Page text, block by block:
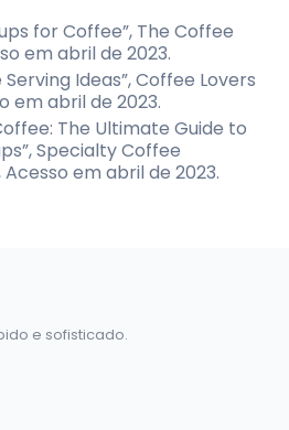
for Coffee”, The Coffee
em abril de 2023.
Ideas”, Coffee Lovers
em abril de 2023.
The Ultimate Guide to
Specialty Coffee
em abril de 2023.
e sofisticado.